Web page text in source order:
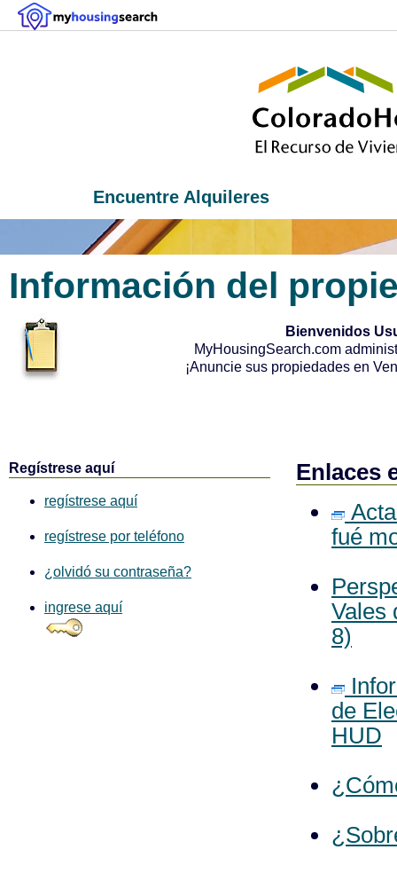
Encuentre Alquileres
Información del
Bienvenidos
MyHousingSearch.com
¡Anuncie sus propiedades en
Regístrese aquí
regístrese aquí
regístrese por teléfono
¿olvidó su contraseña?
ingrese aquí
Enlaces
fué
Vales
8)
de
HUD